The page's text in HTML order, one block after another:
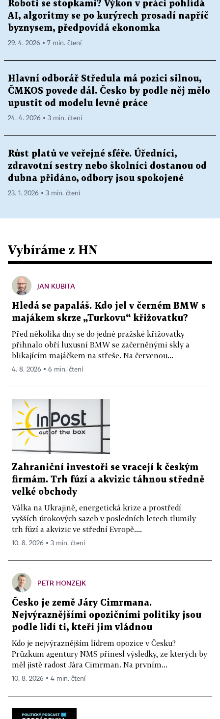
Roboti se stopkami? Výkon v práci pohlídá
AI, algoritmy se po kurýrech prosadí napříč
byznysem, předpovídá ekonomka
29. 4. 2026 ▪ 7 min. čtení
Hlavní odborář Středula má pozici silnou,
ČMKOS povede dál. Česko by podle něj mělo
upustit od modelu levné práce
24. 4. 2026 ▪ 3 min. čtení
Růst platů ve veřejné sféře. Úředníci,
zdravotní sestry nebo školníci dostanou od
dubna přidáno, odbory jsou spokojené
23. 1. 2026 ▪ 3 min. čtení
Vybíráme z HN
JAN KUBITA
Hledá se papaláš. Kdo jel v černém BMW s
majákem skrze „Turkovu“ křižovatku?
Před několika dny se do jedné pražské křižovatky
přihnalo obří luxusní BMW se začerněnými skly a
blikajícím majáčkem na střeše. Na červenou...
4. 8. 2026 ▪ 6 min. čtení
Zahraniční investoři se vracejí k českým
firmám. Trh fúzí a akvizic táhnou středně
velké obchody
Válka na Ukrajině, energetická krize a prostředí
vyšších úrokových sazeb v posledních letech tlumily
trh fúzí a akvizic ve střední Evropě....
10. 8. 2026 ▪ 3 min. čtení
PETR HONZEJK
Česko je země Járy Cimrmana.
Nejvýraznějšími opozičními politiky jsou
podle lidí ti, kteří jim vládnou
Kdo je nejvýraznějším lídrem opozice v Česku?
Průzkum agentury NMS přinesl výsledky, ze kterých by
měl jistě radost Jára Cimrman. Na prvním...
10. 8. 2026 ▪ 4 min. čtení